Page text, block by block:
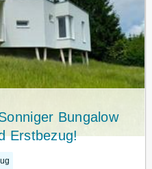
Bungalow
Erstbezug!